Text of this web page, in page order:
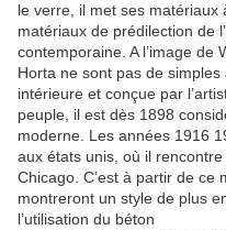
le verre, il met ses matériaux
matériaux de prédilection de
contemporaine. A l’image de
Horta ne sont pas de
intérieure et conçue par
peuple, il est dès 1898
moderne. Les années 1916
aux états unis, où il
Chicago. C’est à partir de ce
montreront un style de plus
l’utilisation du béton